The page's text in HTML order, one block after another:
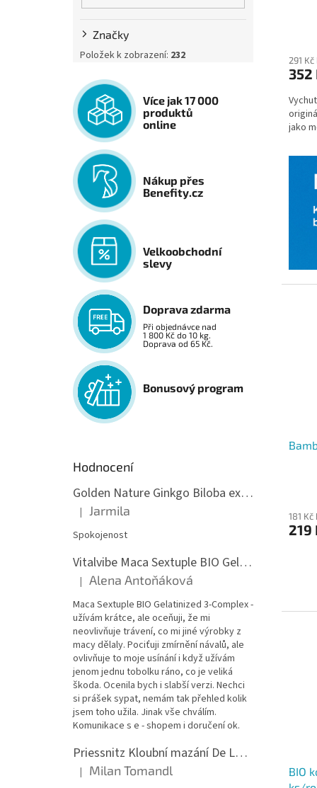
Značky
Položek k zobrazení: 232
Více jak 17 000
produktů
online
Nákup přes
Benefity.cz
Velkoobchodní
slevy
Doprava zdarma
Při objednávce nad
1 800 Kč do 10 kg.
Doprava od 65 Kč.
Bonusový program
Hodnocení
Golden Nature Ginkgo Biloba extrakt 50:1 60mg, 100 kapslí
Hodnocení produktu je 5 z 5 hvězdiček.
| Jarmila
Spokojenost
Vitalvibe Maca Sextuple BIO Gelatinized 3-Complex, 60 kapslí
Hodnocení produktu je 5 z 5 hvězdiček.
| Alena Antoňáková
Maca Sextuple BIO Gelatinized 3-Complex -
užívám krátce, ale oceňuji, že mi
neovlivňuje trávení, co mi jiné výrobky z
macy dělaly. Pociťuji zmírnění návalů, ale
ovlivňuje to moje usínání i když užívám
jenom jednu tobolku ráno, co je veliká
škoda. Ocenila bych i slabší verzi. Nechci
si prášek sypat, nemám tak přehled kolik
jsem toho užila. Jinak vše chválím.
Komunikace s e - shopem i doručení ok.
Priessnitz Kloubní mazání De Luxe, 200ml
Hodnocení produktu je 5 z 5 hvězdiček.
| Milan Tomandl
291
352
jako
181 Kč
219
BIO